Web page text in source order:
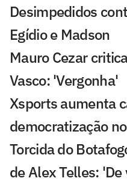
Desimpedidos
Egídio e Madson
Mauro Cezar
Vasco: 'Vergonha'
Xsports aumenta
democratização
Torcida do
de Alex Telles: